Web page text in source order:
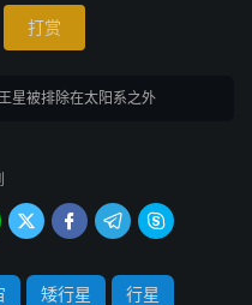
打赏
星被排除在太阳系之外
   
矮行星 行星